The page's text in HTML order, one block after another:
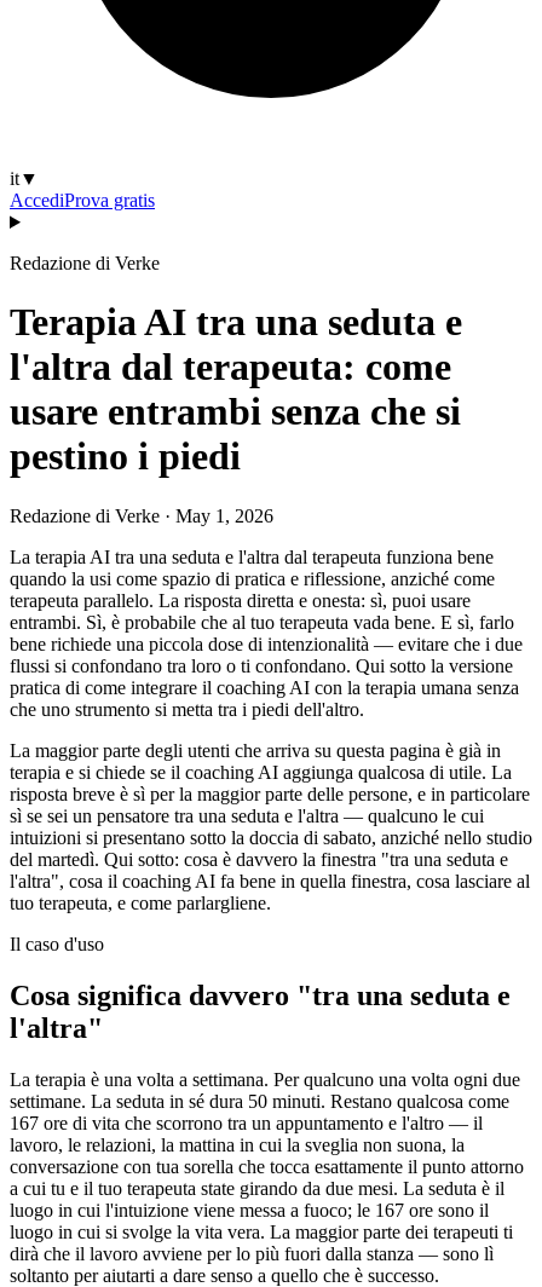
it▼
AccediProva gratis
Redazione di Verke
Terapia AI tra una seduta e
l'altra dal terapeuta: come
usare entrambi senza che si
pestino i piedi
Redazione di Verke · May 1, 2026
La terapia AI tra una seduta e l'altra dal terapeuta funziona bene
quando la usi come spazio di pratica e riflessione, anziché come
terapeuta parallelo. La risposta diretta e onesta: sì, puoi usare
entrambi. Sì, è probabile che al tuo terapeuta vada bene. E sì, farlo
bene richiede una piccola dose di intenzionalità — evitare che i due
flussi si confondano tra loro o ti confondano. Qui sotto la versione
pratica di come integrare il coaching AI con la terapia umana senza
che uno strumento si metta tra i piedi dell'altro.
La maggior parte degli utenti che arriva su questa pagina è già in
terapia e si chiede se il coaching AI aggiunga qualcosa di utile. La
risposta breve è sì per la maggior parte delle persone, e in particolare
sì se sei un pensatore tra una seduta e l'altra — qualcuno le cui
intuizioni si presentano sotto la doccia di sabato, anziché nello studio
del martedì. Qui sotto: cosa è davvero la finestra "tra una seduta e
l'altra", cosa il coaching AI fa bene in quella finestra, cosa lasciare al
tuo terapeuta, e come parlargliene.
Il caso d'uso
Cosa significa davvero "tra una seduta e
l'altra"
La terapia è una volta a settimana. Per qualcuno una volta ogni due
settimane. La seduta in sé dura 50 minuti. Restano qualcosa come
167 ore di vita che scorrono tra un appuntamento e l'altro — il
lavoro, le relazioni, la mattina in cui la sveglia non suona, la
conversazione con tua sorella che tocca esattamente il punto attorno
a cui tu e il tuo terapeuta state girando da due mesi. La seduta è il
luogo in cui l'intuizione viene messa a fuoco; le 167 ore sono il
luogo in cui si svolge la vita vera. La maggior parte dei terapeuti ti
dirà che il lavoro avviene per lo più fuori dalla stanza — sono lì
soltanto per aiutarti a dare senso a quello che è successo.